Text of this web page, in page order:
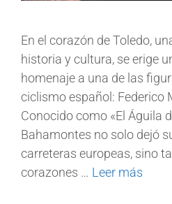
En el corazón de Toledo,
historia y cultura, se erige
homenaje a una de las
ciclismo español: Federico
Conocido como «El Águila
Bahamontes no solo dejó
carreteras europeas, sino
corazones … Leer más